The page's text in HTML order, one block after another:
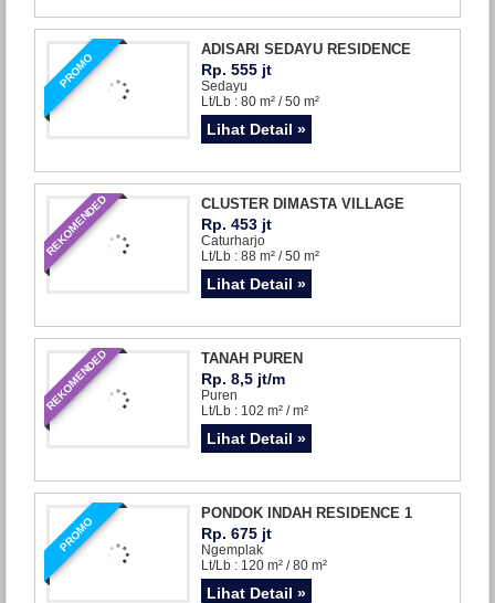
PROMO
ADISARI SEDAYU RESIDENCE
Rp. 555 jt
Sedayu
Lt/Lb : 80 m² / 50 m²
Lihat Detail »
REKOMENDED CLUSTER DIMASTA VILLAGE
Rp. 453 jt
Caturharjo
Lt/Lb : 88 m² / 50 m²
Lihat Detail »
REKOMENDED TANAH PUREN
Rp. 8,5 jt/m
Puren
Lt/Lb : 102 m² / m²
Lihat Detail »
PROMO
PONDOK INDAH RESIDENCE 1
Rp. 675 jt
Ngemplak
Lt/Lb : 120 m² / 80 m²
Lihat Detail »